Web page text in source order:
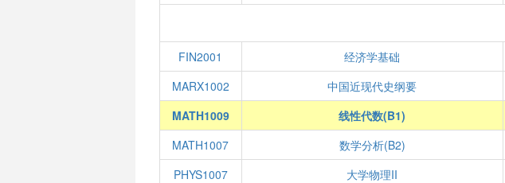
FIN2001 经济学基础
MARX1002
中国近现代史纲要
MATH1009
线性代数(B1)
MATH1007
数学分析(B2)
PHYS1007
大学物理II